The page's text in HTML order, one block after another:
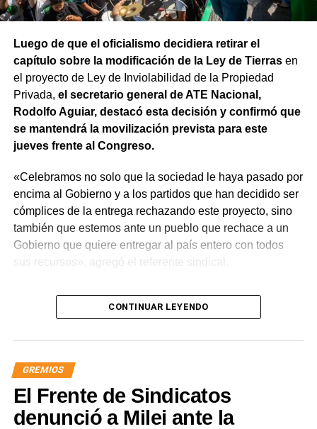
Luego de que el oficialismo decidiera retirar el
capítulo sobre la modificación de la Ley de Tierrasen
el proyecto de Ley de Inviolabilidad de la Propiedad
Privada, el secretario general de ATE Nacional,
Rodolfo Aguiar, destacó esta decisión y confirmó que
se mantendrá la movilización prevista para este
jueves frente al Congreso.
«Celebramos no solo que la sociedad le haya pasado por
encima al Gobierno y a los partidos que han decidido ser
cómplices de la entrega rechazando este proyecto, sino
también que estemos ante un pueblo que rechace a un
Gobierno que quiere entregar al país entero con todos
sus recursos», agregó el referente sindical.
En referencia a la movilización prevista para el jueves,
apuntó que «a Milei se le están terminando las balas y
movilizar para seguir repudiando a los senadores han
tergiversado su representación, porque debieran impulsar
y votar iniciativas para defender los intereses de nuestra
nación y no rematarla».
«Este es un avance significativo de la lucha. Quedó
CONTINUAR LEYENDO
GREMIOS
El Frente de Sindicatos
denunció a Milei ante la